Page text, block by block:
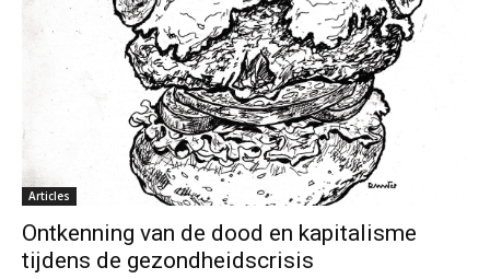
Articles
Ontkenning van de dood en kapitalisme
tijdens de gezondheidscrisis